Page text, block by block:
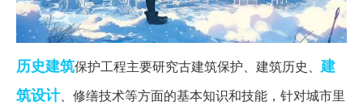
历史建筑保护工程主要研究古建筑保护、建筑历史、 建
筑设计、修缮技术等方面的基本知识和技能，针对城市里